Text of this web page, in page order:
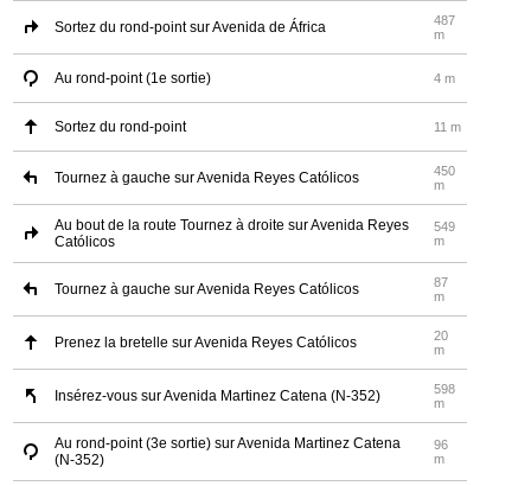
Sortez du rond-point sur Avenida de África
487
m
Au rond-point (1e sortie) 4 m
Sortez du rond-point 11 m
Tournez à gauche sur Avenida Reyes Católicos
450
m
Au bout de la route Tournez à droite sur Avenida Reyes
Católicos
549
m
Tournez à gauche sur Avenida Reyes Católicos
87
m
Prenez la bretelle sur Avenida Reyes Católicos
20
m
Insérez-vous sur Avenida Martinez Catena (N-352)
598
m
Au rond-point (3e sortie) sur Avenida Martinez Catena
(N-352)
96
m